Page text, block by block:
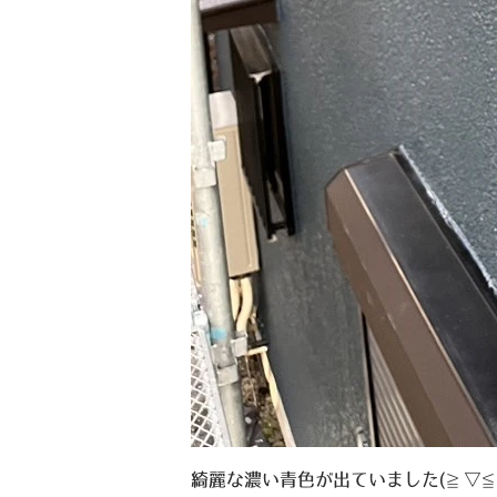
綺麗な濃い青色が出ていました